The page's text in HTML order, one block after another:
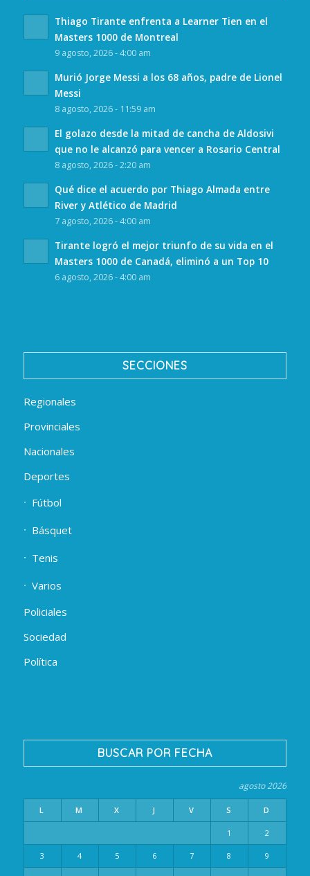
Thiago Tirante enfrenta a Learner Tien en el
Masters 1000 de Montreal
9 agosto, 2026 - 4:00 am
Murió Jorge Messi a los 68 años, padre de Lionel
Messi
8 agosto, 2026 - 11:59 am
El golazo desde la mitad de cancha de Aldosivi
que no le alcanzó para vencer a Rosario Central
8 agosto, 2026 - 2:20 am
Qué dice el acuerdo por Thiago Almada entre
River y Atlético de Madrid
7 agosto, 2026 - 4:00 am
Tirante logró el mejor triunfo de su vida en el
Masters 1000 de Canadá, eliminó a un Top 10
6 agosto, 2026 - 4:00 am
SECCIONES
Regionales
Provinciales
Nacionales
Deportes
Fútbol
Básquet
Tenis
Varios
Policiales
Sociedad
Política
BUSCAR POR FECHA
agosto 2026
L M X J V S D
1 2
3 4 5 6 7 8 9